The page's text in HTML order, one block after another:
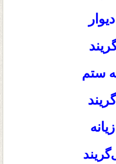
ستم